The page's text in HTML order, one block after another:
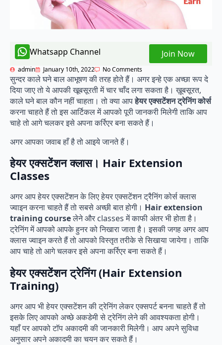
Whatsapp Channel Join Now
admin January 10th, 2022 No Comments
सुन्दर काले घने बाल आभूषण की तरह होते हैं। अगर इन्हे एक अच्छा रूप दे
दिया जाए तो ये आपकी खूबसूरती में चार चाँद लगा सकता है। ख़ूबसूरत,
काले घने बाल कौन नहीं चाहता। तो क्या आपहेयर एक्सटेंशन ट्रेनिंग कोर्स
करना चाहते हैं तो इस आर्टिकल में आपको पूरी जानकरी मिलेगी ताकि आप
चाहे तो आगे चलकर इसे अपना कर्रिएर बना सकते हैं।
अगर आपका जवाब हाँ है तो आइये जानते हैं।
हेयर एक्सटेंशन क्लास। Hair Extension
Classes
अगर आप हेयर एक्सटेंशन के लिए हेयर एक्सटेंशन ट्रैनिंग कोर्स क्लास
ज्वाइन करना चाहते हैं तो सबसे अच्छी बात होगी। Hair extension
training courseलेने और classes में काफी अंतर भी होता है।
ट्रेनिंग में आपको आपके हुनर को निखारा जाता है। इसकी जगह अगर आप
क्लास ज्वाइन करते हैं तो आपको विस्तृत तरीके से सिखाया जायेगा। ताकि
आप चाहे तो आगे चलकर इसे अपना कर्रिएर बना सकते हैं।
हेयर एक्सटेंशन ट्रेनिंग (Hair Extension
Training)
अगर आप भी हेयर एक्सटेंशन की ट्रेनिंग लेकर एक्सपर्ट बनना चाहते हैं तो
इसके लिए आपको अच्छे अकडेमी से ट्रेनिंग लेने की आवश्यकता होगी।
यहाँ पर आपको टॉप अकादमी की जानकारी मिलेगी। आप अपने सुविधा
अनुसार अपने अकादमी का चयन कर सकते हैं।